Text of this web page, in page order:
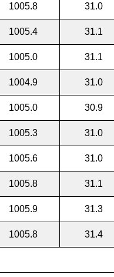
1005.8 31.0
1005.4 31.1
1005.0 31.1
1004.9 31.0
1005.0 30.9
1005.3 31.0
1005.6 31.0
1005.8 31.1
1005.9 31.3
1005.8 31.4